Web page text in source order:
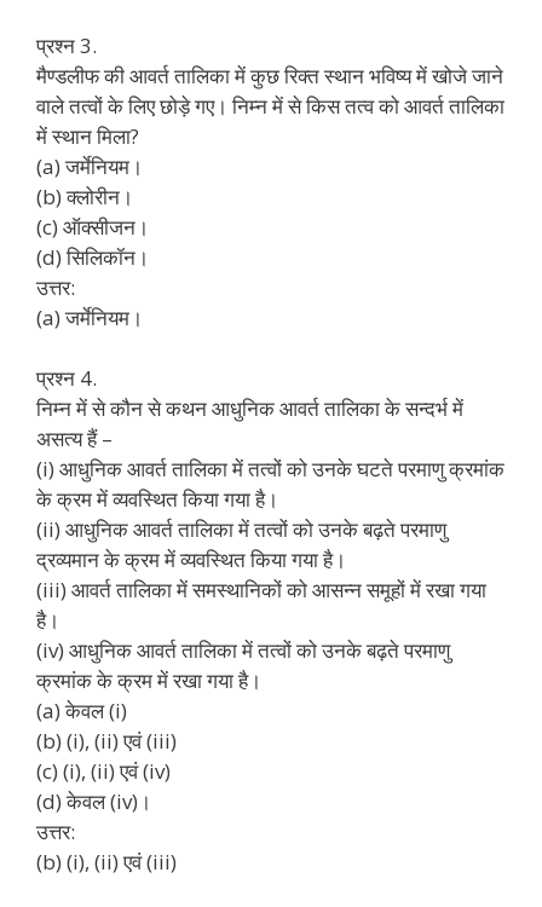
प्रश्न 3.
मैण्डलीफ की आवर्त तालिका में कुछ रिक्त स्थान भविष्य में खोजे जाने
वाले तत्वों के लिए छोड़े गए। निम्न में से किस तत्व को आवर्त तालिका
में स्थान मिला?
(a) जर्मेनियम।
(b) क्लोरीन।
(c) ऑक्सीजन।
(d) सिलिकॉन।
उत्तर:
(a) जर्मेनियम।
प्रश्न 4.
निम्न में से कौन से कथन आधुनिक आवर्त तालिका के सन्दर्भ में
असत्य हैं –
(i) आधुनिक आवर्त तालिका में तत्वों को उनके घटते परमाणु क्रमांक
के क्रम में व्यवस्थित किया गया है।
(ii) आधुनिक आवर्त तालिका में तत्वों को उनके बढ़ते परमाणु
द्रव्यमान के क्रम में व्यवस्थित किया गया है।
(iii) आवर्त तालिका में समस्थानिकों को आसन्न समूहों में रखा गया
है।
(iv) आधुनिक आवर्त तालिका में तत्वों को उनके बढ़ते परमाणु
क्रमांक के क्रम में रखा गया है।
(a) केवल (i)
(b) (i), (ii) एवं (iii)
(c) (i), (ii) एवं (iv)
(d) केवल (iv)।
उत्तर:
(b) (i), (ii) एवं (iii)